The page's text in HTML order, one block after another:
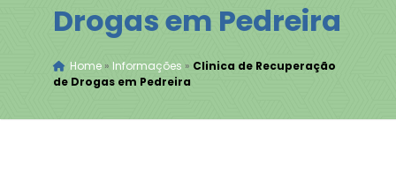
Drogas em Pedreira
Home» Informações » Clinica de Recuperação
de Drogas em Pedreira